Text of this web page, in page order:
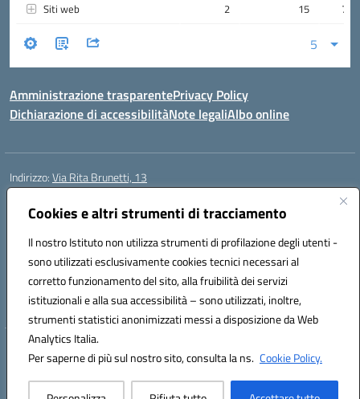
Cookies e altri strumenti di tracciamento
Il nostro Istituto non utilizza strumenti di profilazione degli utenti -
sono utilizzati esclusivamente cookies tecnici necessari al
corretto funzionamento del sito, alla fruibilità dei servizi
istituzionali e alla sua accessibilità – sono utilizzati, inoltre,
strumenti statistici anonimizzati messi a disposizione da Web
Analytics Italia.
Per saperne di più sul nostro sito, consulta la ns. Cookie Policy.
Amministrazione trasparentePrivacy Policy
Dichiarazione di accessibilitàNote legaliAlbo online
Indirizzo:Via Rita Brunetti, 13
Centralino:
Posta elettronica certificata (PEC):rmic8cw00p@pec.istruzione.it
Codice fiscale: 97664620586
Codice meccanografico:RMIC8CW00P
Codice Indice delle Pubbliche Amministrazioni (IPA): istsc_RMIC8CW00P
Codice unico di fatturazione (CUF): UFA4NE
Hosting & Powered by 3D Solution S.r.l.
Concept & Design by Designers Italia